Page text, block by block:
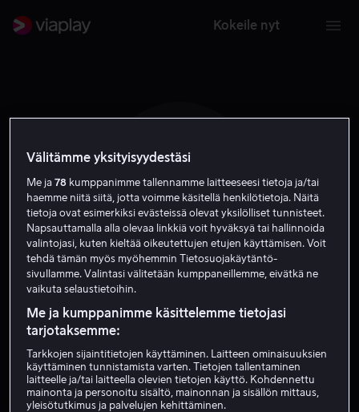
Kokeile nyt
M W
Margaret Wright
Välitämme yksityisyydestäsi
Me ja78 kumppanimme tallennamme laitteeseesi tietoja ja/tai
haemme niitä siitä, jotta voimme käsitellä henkilötietoja. Näitä
tietoja ovat esimerkiksi evästeissä olevat yksilölliset tunnisteet.
Napsauttamalla alla olevaa linkkiä voit hyväksyä tai hallinnoida
valintojasi, kuten kieltää oikeutettujen etujen käyttämisen. Voit
tehdä tämän myös myöhemmin Tietosuojakäytäntö-
sivullamme. Valintasi välitetään kumppaneillemme, eivätkä ne
vaikuta selaustietoihin.
Me ja kumppanimme käsittelemme tietojasi
tarjotaksemme:
Tarkkojen sijaintitietojen käyttäminen. Laitteen ominaisuuksien
käyttäminen tunnistamista varten. Tietojen tallentaminen
laitteelle ja/tai laitteella olevien tietojen käyttö. Kohdennettu
mainonta ja personoitu sisältö, mainonnan ja sisällön mittaus,
yleisötutkimus ja palvelujen kehittäminen.